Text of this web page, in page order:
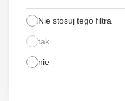
Nie stosuj tego filtra
tak
nie